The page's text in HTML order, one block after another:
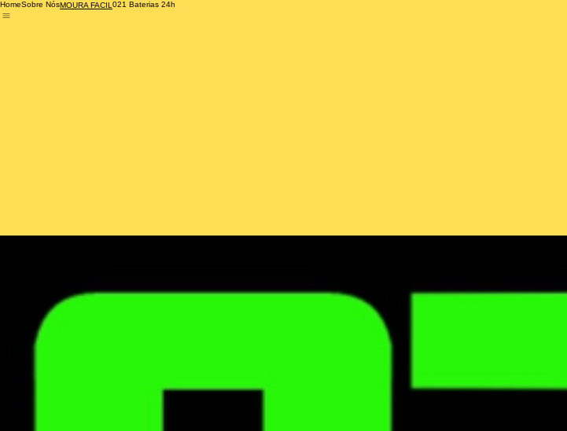
HomeSobre NósMOURA FACIL 021 Baterias 24h